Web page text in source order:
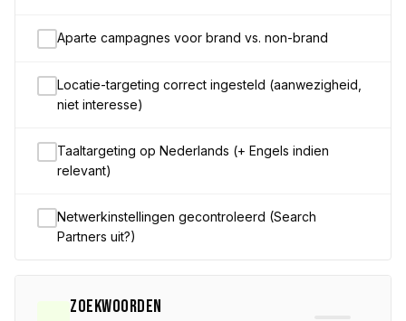
Aparte campagnes voor brand vs. non-brand
Locatie-targeting correct ingesteld (aanwezigheid,
niet interesse)
Taaltargeting op Nederlands (+ Engels indien
relevant)
Netwerkinstellingen gecontroleerd (Search
Partners uit?)
Zoekwoorden